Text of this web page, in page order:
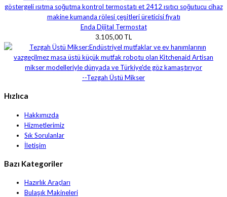
Enda Dijital Termostat
3.105,00 TL
--Tezgah Üstü Mikser
Hızlıca
Hakkımızda
Hizmetlerimiz
Sık Sorulanlar
İletişim
Bazı Kategoriler
Hazırlık Araçları
Bulaşık Makineleri